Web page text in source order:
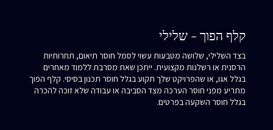
קלף הפוך - שלילי
בצד השלילי, שלושה מטבעות עשוי לסמל חוסר תיאום, תחרותיות
הרסנית או רשלנות מקצועית. ייתכן שאת מסרבת ללמוד מאחרים
בגלל אגו, או שהפרויקט שלך תקוע בגלל חוסר תכנון בסיסי. קלף הפוך
מתריע מפני חוסר הערכה מצד הסביבה או עבודה שלא זוכה להכרה
בגלל חוסר השקעה בפרטים.